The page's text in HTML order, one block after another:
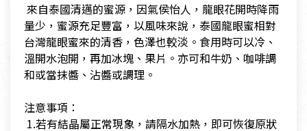
​ 來自泰國清邁的蜜源，因氣侯怡人，龍眼花開時降雨
量少，蜜源充足豐富，以風味來說，泰國龍眼蜜相對
台灣龍眼蜜來的清香，色澤也較淡。食用時可以冷、
溫開水泡開，再加冰塊、果片。亦可和牛奶、咖啡調
和或當抹醬、沾醬或調理。
​注意事項：
​ 1.若有結晶屬正常現象，請隔水加熱，即可恢復原狀